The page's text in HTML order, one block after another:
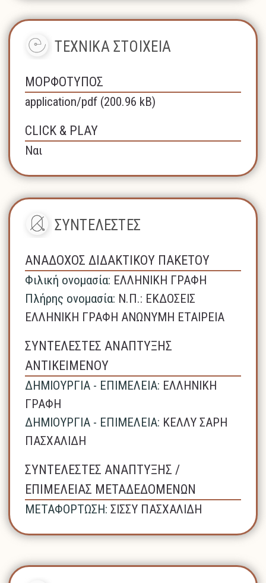
ΤΕΧΝΙΚΑ ΣΤΟΙΧΕΙΑ
ΜΟΡΦΟΤΥΠΟΣ
application/pdf (200.96 kB)
CLICK & PLAY
Ναι
ΣΥΝΤΕΛΕΣΤΕΣ
ΑΝΑΔΟΧΟΣ ΔΙΔΑΚΤΙΚΟΥ ΠΑΚΕΤΟΥ
Φιλική ονομασία: ΕΛΛΗΝΙΚΗ ΓΡΑΦΗ
Πλήρης ονομασία: N.Π.: ΕΚΔΟΣΕΙΣ
ΕΛΛΗΝΙΚΗ ΓΡΑΦΗ ΑΝΩΝΥΜΗ ΕΤΑΙΡΕΙΑ
ΣΥΝΤΕΛΕΣΤΕΣ ΑΝΑΠΤΥΞΗΣ
ΑΝΤΙΚΕΙΜΕΝΟΥ
ΔΗΜΙΟΥΡΓΙΑ - ΕΠΙΜΕΛΕΙΑ: ΕΛΛΗΝΙΚΗ
ΓΡΑΦΗ
ΔΗΜΙΟΥΡΓΙΑ - ΕΠΙΜΕΛΕΙΑ: ΚΕΛΛΥ ΣΑΡΗ
ΠΑΣΧΑΛΙΔΗ
ΣΥΝΤΕΛΕΣΤΕΣ ΑΝΑΠΤΥΞΗΣ /
ΕΠΙΜΕΛΕΙΑΣ ΜΕΤΑΔΕΔΟΜΕΝΩΝ
ΜΕΤΑΦΟΡΤΩΣΗ: ΣΙΣΣΥ ΠΑΣΧΑΛΙΔΗ